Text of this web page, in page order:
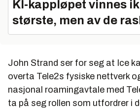
KI‑kappløpet vinnes
største, men av de
John Strand ser for seg at Ice
overta Tele2s fysiske nettverk
nasjonal roamingavtale med
ta på seg rollen som utfordrer i